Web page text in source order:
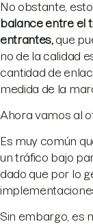
No obstante,
balance entre el
entrantes,que
no de la calidad
cantidad de
medida de la
Ahora vamos al
Es muy común
un tráfico bajo
dado que por lo
Sin embargo, es